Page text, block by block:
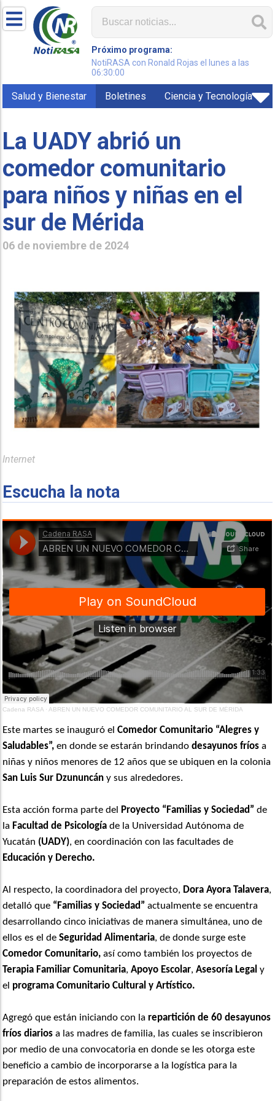
Próximo programa:
NotiRASA con Ronald Rojas el lunes a las
06:30:00
Salud y Bienestar Boletines Ciencia y Tecnología
La UADY abrió un
comedor comunitario
para niños y niñas en el
sur de Mérida
06 de noviembre de 2024
Internet
Escucha la nota
Cadena RASA · ABREN UN NUEVO COMEDOR COMUNITARIO AL SUR DE MÉRIDA
Este martes se inauguró el Comedor Comunitario “Alegres y
Saludables”, en donde se estarán brindandodesayunos fríos a
niñas y niños menores de 12 años que se ubiquen en la colonia
San Luis Sur Dzununcán y sus alrededores.
Esta acción forma parte del Proyecto “Familias y Sociedad” de
la Facultad de Psicología de la Universidad Autónoma de
Yucatán (UADY), en coordinación con las facultades de
Educación y Derecho.
Al respecto, la coordinadora del proyecto, Dora Ayora Talavera,
detalló que “Familias y Sociedad” actualmente se encuentra
desarrollando cinco iniciativas de manera simultánea, uno de
ellos es el deSeguridad Alimentaria, de donde surge este
Comedor Comunitario, así como también los proyectos de
Terapia Familiar Comunitaria,Apoyo Escolar, Asesoría Legal y
el programa Comunitario Cultural y Artístico.
Agregó que están iniciando con la repartición de 60 desayunos
fríos diarios a las madres de familia, las cuales se inscribieron
por medio de una convocatoria en donde se les otorga este
beneficio a cambio de incorporarse a la logística para la
preparación de estos alimentos.